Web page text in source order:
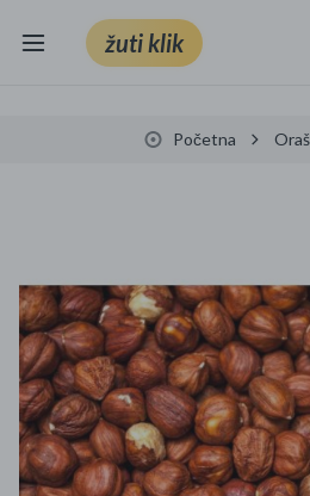
žuti klik
VRT I ALATI
Klik supermarket
Sport i slobodno vrijeme
Početna